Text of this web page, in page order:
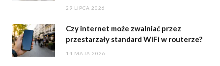
29 LIPCA 2026
Czy internet może zwalniać przez
przestarzały standard WiFi w routerze?
14 MAJA 2026